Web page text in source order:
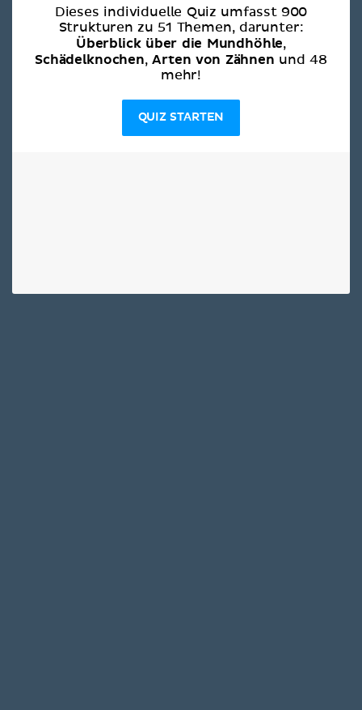
Dieses individuelle Quiz umfasst 900
Strukturen zu 51 Themen, darunter:
Überblick über die Mundhöhle,
Schädelknochen,Arten von Zähnen und 48
mehr!
QUIZ STARTEN